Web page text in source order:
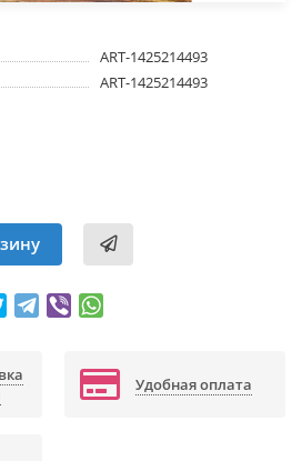
ART-1425214493
ART-1425214493
Удобная оплата